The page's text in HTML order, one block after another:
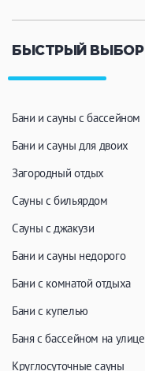
БЫСТРЫЙ ВЫБОР
Бани и сауны с бассейном
Бани и сауны для двоих
Загородный отдых
Сауны с бильярдом
Сауны с джакузи
Бани и сауны недорого
Бани с комнатой отдыха
Бани с купелью
Баня с бассейном на улице
Круглосуточные сауны